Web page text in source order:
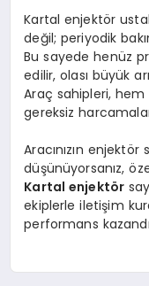
Kartal enjektör
değil; periyodik
Bu sayede henüz
edilir, olası büyük
Araç sahipleri,
gereksiz
Aracınızın
düşünüyorsanız,
Kartal enjektör
ekiplerle iletişim
performans